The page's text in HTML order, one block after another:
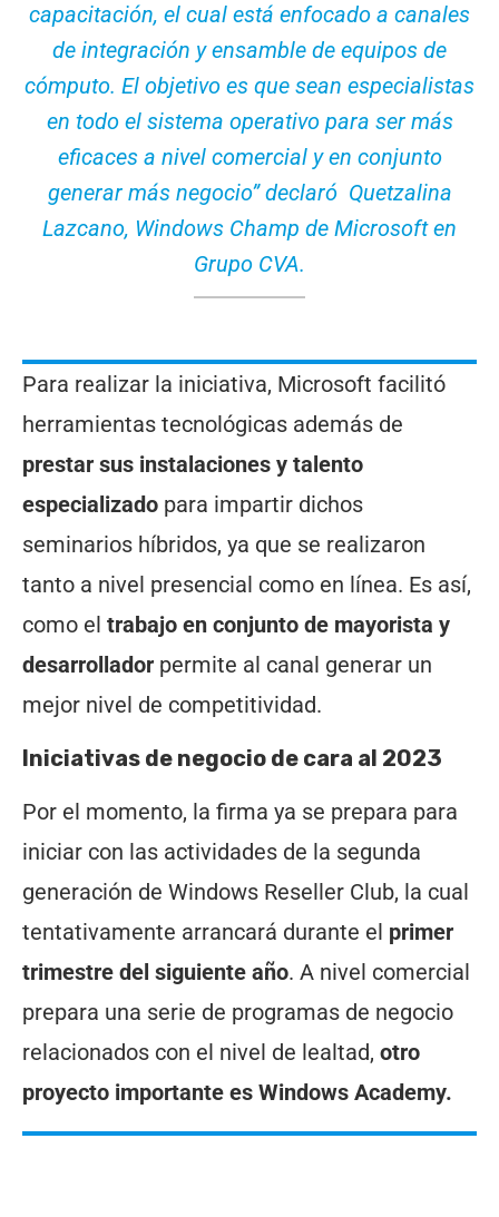
capacitación, el cual está enfocado a canales
de integración y ensamble de equipos de
cómputo. El objetivo es que sean especialistas
en todo el sistema operativo para ser más
eficaces a nivel comercial y en conjunto
generar más negocio” declaró Quetzalina
Lazcano, Windows Champ de Microsoft en
Grupo CVA.
Para realizar la iniciativa, Microsoft facilitó
herramientas tecnológicas además de
prestar sus instalaciones y talento
especializado para impartir dichos
seminarios híbridos, ya que se realizaron
tanto a nivel presencial como en línea. Es así,
como el trabajo en conjunto de mayorista y
desarrollador permite al canal generar un
mejor nivel de competitividad.
Iniciativas de negocio de cara al 2023
Por el momento, la firma ya se prepara para
iniciar con las actividades de la segunda
generación de Windows Reseller Club, la cual
tentativamente arrancará durante el primer
trimestre del siguiente año. A nivel comercial
prepara una serie de programas de negocio
relacionados con el nivel de lealtad, otro
proyecto importante es Windows Academy.